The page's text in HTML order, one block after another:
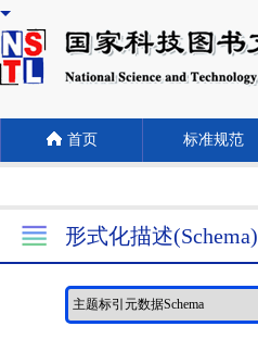
首页 标准规范
形式化描述(Schema)